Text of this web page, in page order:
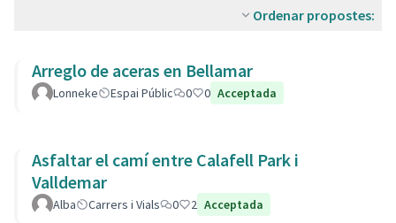
Ordenar propostes:
Arreglo de aceras en Bellamar
Lonneke Espai Públic 0 0 Acceptada
Asfaltar el camí entre Calafell Park i
Valldemar
Alba Carrers i Vials 0 2 Acceptada